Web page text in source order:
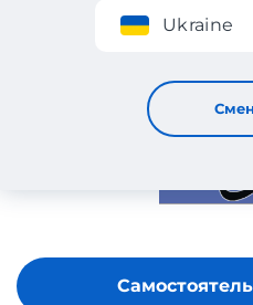
Ukraine
SAFIR AVM